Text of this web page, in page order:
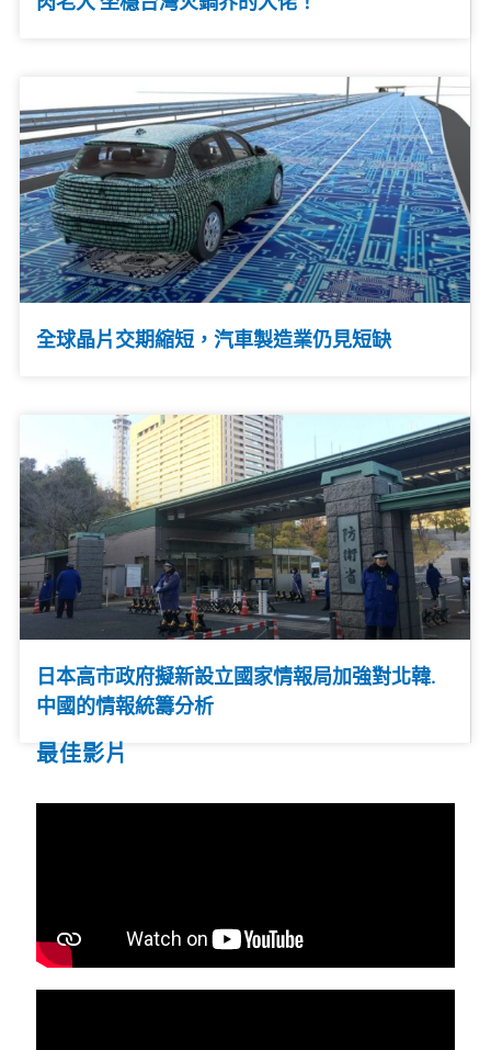
肉老大 坐穩台灣火鍋界的大佬！
全球晶片交期縮短，汽車製造業仍見短缺
日本高市政府擬新設立國家情報局加強對北韓.
中國的情報統籌分析
最佳影片